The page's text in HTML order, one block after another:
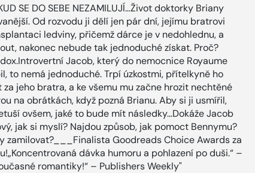
SE DO SEBE NEZAMILUJÍ…Život doktorky Briany
Od rozvodu ji dělí jen pár dní, jejímu bratrovi
ledviny, přičemž dárce je v nedohlednu, a
nakonec nebude tak jednoduché získat. Proč?
Jacob, který do nemocnice Royaume
to nemá jednoduché. Trpí úzkostmi, přítelkyně ho
jeho bratra, a ke všemu mu začne hrozit nechtěné
na obrátkách, když pozná Brianu. Aby si ji usmířil,
ovšem, jaké to bude mít následky…Dokáže Jacob
jak si myslí? Najdou způsob, jak pomoct Bennymu?
zamilovat?___Finalista Goodreads Choice Awards za
dávka humoru a pohlazení po duši.“ –
romantiky!“ – Publishers Weekly"